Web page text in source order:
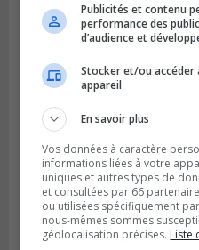
Publié le 6 juillet 2026 à 11h18
Climat Québec
pour l’Agglomération
Publicités et contenu
performance des
d’audience et
Stocker et/ou accéder
appareil
En savoir plus
Vos données à caractère
informations liées à votre
uniques et autres types de
et consultées par 66
ou utilisées spécifiquement
nous-mêmes sommes
géolocalisation précises. Liste